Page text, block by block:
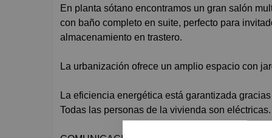
En planta sótano encontramos un gran salón
con baño completo en suite, perfecto para
almacenamiento en trastero.
La urbanización ofrece un amplio espacio con
La eficiencia energética está garantizada
Todas las personas de la vivienda son eléctricas.